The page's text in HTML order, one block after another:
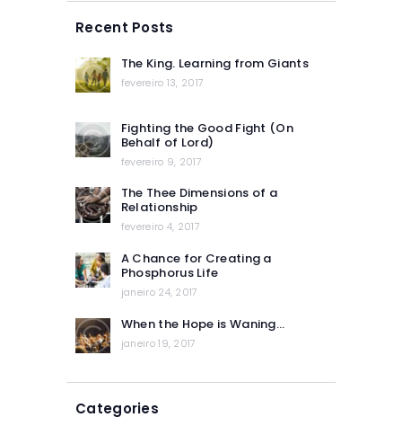
Recent Posts
The King. Learning from Giants
fevereiro 13, 2017
Fighting the Good Fight (On
Behalf of Lord)
fevereiro 9, 2017
The Thee Dimensions of a
Relationship
fevereiro 4, 2017
A Chance for Creating a
Phosphorus Life
janeiro 24, 2017
When the Hope is Waning…
janeiro 19, 2017
Categories